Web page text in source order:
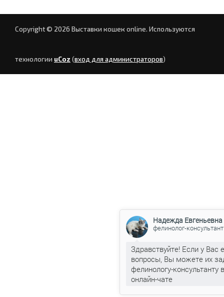
Copyright © 2026 Выставки кошек online. Используются
технологии uCoz (вход для администраторов)
Надежда Евгеньевна
фелинолог-консультант
Здравствуйте! Если у Вас
вопросы, Вы можете их
фелинологу-консультанту в
онлайн-чате